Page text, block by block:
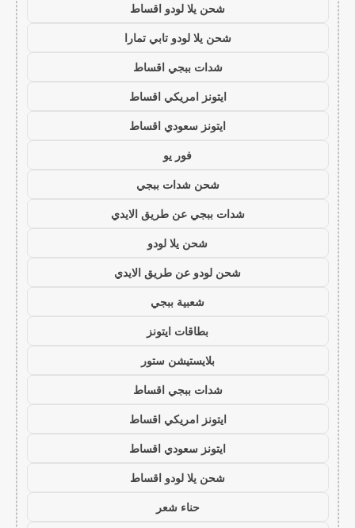
شحن يلا لودو اقساط
شحن يلا لودو تابي تمارا
شدات ببجي اقساط
ايتونز امريكي اقساط
ايتونز سعودي اقساط
فور يو
شحن شدات ببجي
شدات ببجي عن طريق الايدي
شحن يلا لودو
شحن لودو عن طريق الايدي
شعبية ببجي
بطاقات ايتونز
بلايستيشن ستور
شدات ببجي اقساط
ايتونز امريكي اقساط
ايتونز سعودي اقساط
شحن يلا لودو اقساط
حناء شعر